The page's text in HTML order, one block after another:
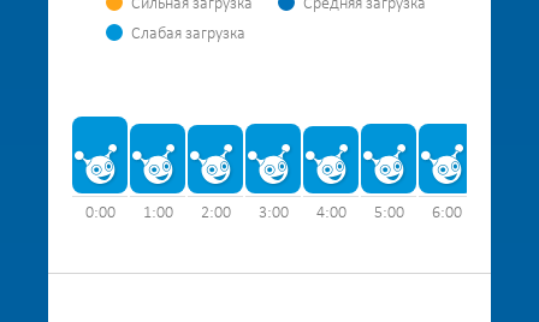
Сильная загрузка
Средняя загрузка
Слабая загрузка
0:00 1:00 2:00 3:00 4:00 5:00 6:00